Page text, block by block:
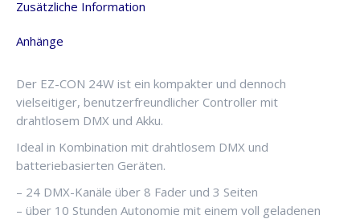
Kanäle
Zusätzliche Information
Anhänge
Der EZ-CON 24W ist ein kompakter und dennoch
vielseitiger, benutzerfreundlicher Controller mit
drahtlosem DMX und Akku.
Ideal in Kombination mit drahtlosem DMX und
batteriebasierten Geräten.
– 24 DMX-Kanäle über 8 Fader und 3 Seiten
– über 10 Stunden Autonomie mit einem voll geladenen